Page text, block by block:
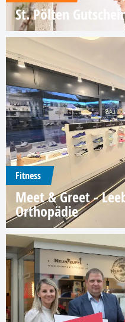
St. Pölten
Fitness
Meet & Greet -
Orthopädie